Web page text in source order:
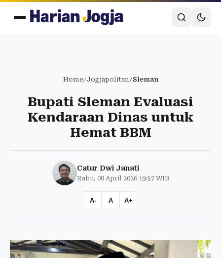
Home/Jogjapolitan/Sleman
Bupati Sleman Evaluasi
Kendaraan Dinas untuk
Hemat BBM
Catur Dwi Janati
Rabu, 08 April 2026 19:57 WIB
A- A A+